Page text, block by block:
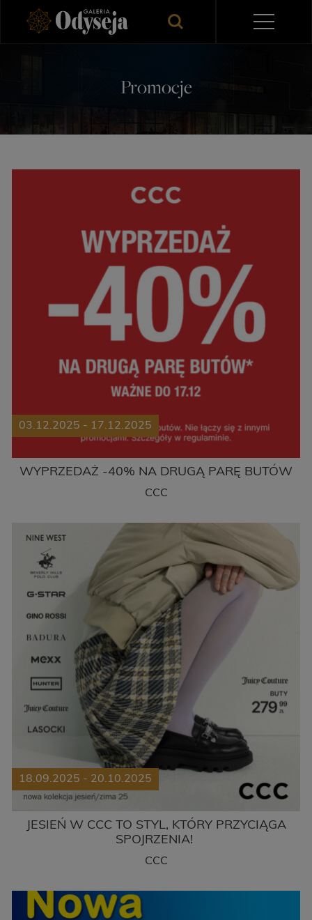
Promocje
03.12.2025 - 17.12.2025
WYPRZEDAŻ -40% NA DRUGĄ PARĘ BUTÓW
CCC
18.09.2025 - 20.10.2025
JESIEŃ W CCC TO STYL, KTÓRY PRZYCIĄGA
SPOJRZENIA!
CCC